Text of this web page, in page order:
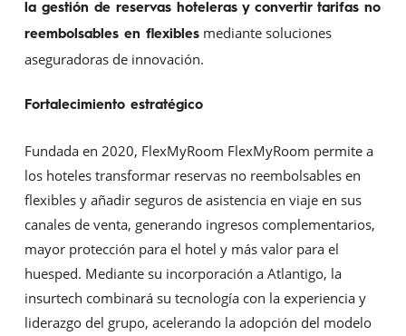
la gestión de reservas hoteleras y convertir tarifas no
reembolsables en flexiblesmediante soluciones
aseguradoras de innovación.
Fortalecimiento estratégico
Fundada en 2020, FlexMyRoom FlexMyRoom permite a
los hoteles transformar reservas no reembolsables en
flexibles y añadir seguros de asistencia en viaje en sus
canales de venta, generando ingresos complementarios,
mayor protección para el hotel y más valor para el
huesped. Mediante su incorporación a Atlantigo, la
insurtech combinará su tecnología con la experiencia y
liderazgo del grupo, acelerando la adopción del modelo